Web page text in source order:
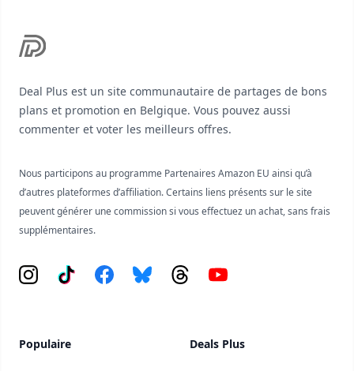
Deal Plus est un site communautaire de partages de bons
plans et promotion en Belgique. Vous pouvez aussi
commenter et voter les meilleurs offres.
Nous participons au programme Partenaires Amazon EU ainsi qu’à
d’autres plateformes d’affiliation. Certains liens présents sur le site
peuvent générer une commission si vous effectuez un achat, sans frais
supplémentaires.
Instagram
Tiktok FacebookBlueskyThreadsYouTube
Populaire Deals Plus